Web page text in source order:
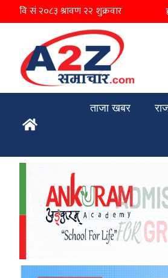
ताजा खबर